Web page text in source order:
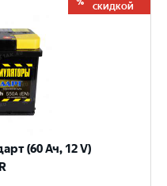
СКИДКОЙ
(60 Ач, 12 V)